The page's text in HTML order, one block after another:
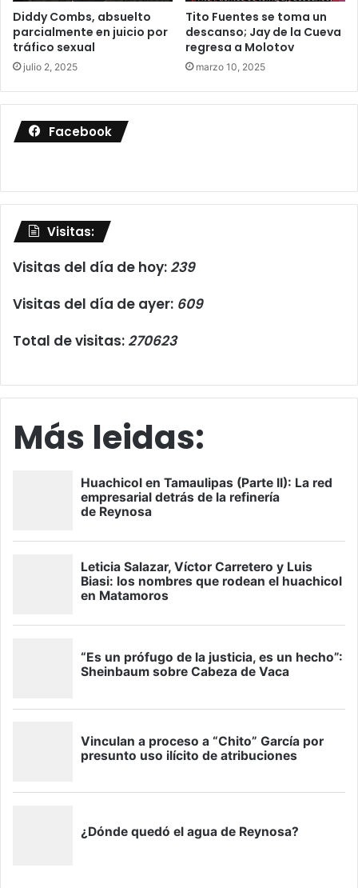
Diddy Combs, absuelto
parcialmente en juicio por
tráfico sexual
julio 2, 2025
Tito Fuentes se toma un
descanso; Jay de la Cueva
regresa a Molotov
marzo 10, 2025
Facebook
Visitas:
Visitas del día de hoy: 239
Visitas del día de ayer: 609
Total de visitas: 270623
Más leidas: